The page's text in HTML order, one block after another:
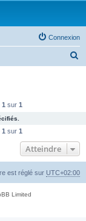
Connexion
c
e
1 sur 1
1 sur 1
Atteindre
est réglé sur UTC+02:00
Limited